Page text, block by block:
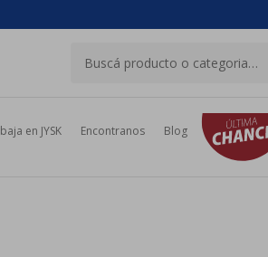
en JYSK Encontranos Blog